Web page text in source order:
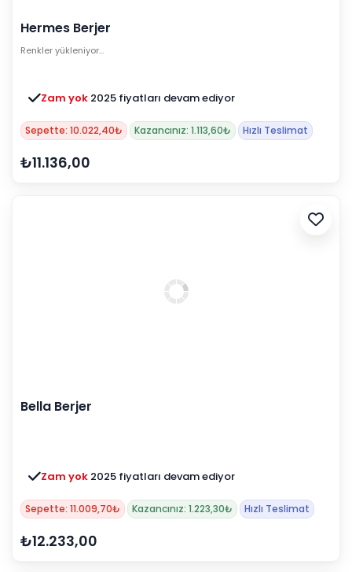
Hermes Berjer
Renkler yükleniyor…
Zam yok 2025 fiyatları devam ediyor
Sepette: 10.022,40₺ Kazancınız: 1.113,60₺ Hızlı Teslimat
₺11.136,00
Bella Berjer
Zam yok 2025 fiyatları devam ediyor
Sepette: 11.009,70₺ Kazancınız: 1.223,30₺ Hızlı Teslimat
₺12.233,00